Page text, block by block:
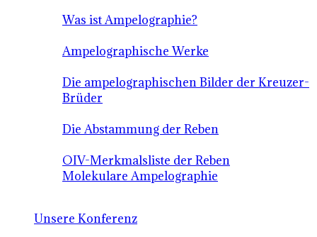
Was ist Ampelographie?
Ampelographische Werke
Die ampelographischen Bilder der Kreuzer-
Brüder
Die Abstammung der Reben
OIV-Merkmalsliste der Reben
Molekulare Ampelographie
Unsere Konferenz